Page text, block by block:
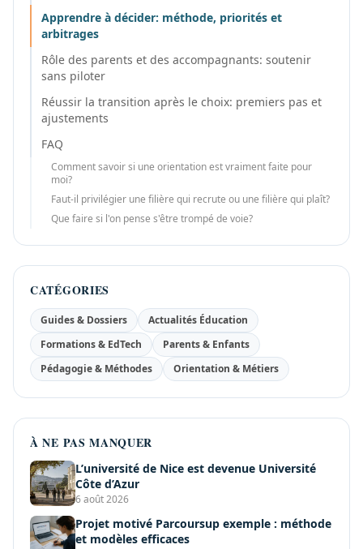
Apprendre à décider: méthode, priorités et
arbitrages
Rôle des parents et des accompagnants: soutenir
sans piloter
Réussir la transition après le choix: premiers pas et
ajustements
FAQ
Comment savoir si une orientation est vraiment faite pour
moi?
Faut-il privilégier une filière qui recrute ou une filière qui plaît?
Que faire si l'on pense s'être trompé de voie?
CATÉGORIES
Guides & Dossiers
Actualités Éducation
Formations & EdTech
Parents & Enfants
Pédagogie & Méthodes
Orientation & Métiers
À NE PAS MANQUER
L’université de Nice est devenue Université
Côte d’Azur
6 août 2026
Projet motivé Parcoursup exemple : méthode
et modèles efficaces